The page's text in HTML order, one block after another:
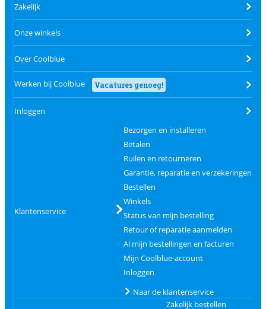
Zakelijk
Onze winkels
Over Coolblue
Werken bij Coolblue Vacatures genoeg!
Inloggen
Klantenservice
Bezorgen en installeren
Betalen
Ruilen en retourneren
Garantie, reparatie en verzekeringen
Bestellen
Winkels
Status van mijn bestelling
Retour of reparatie aanmelden
Al mijn bestellingen en facturen
Mijn Coolblue-account
Inloggen
Naar de klantenservice
Zakelijk bestellen